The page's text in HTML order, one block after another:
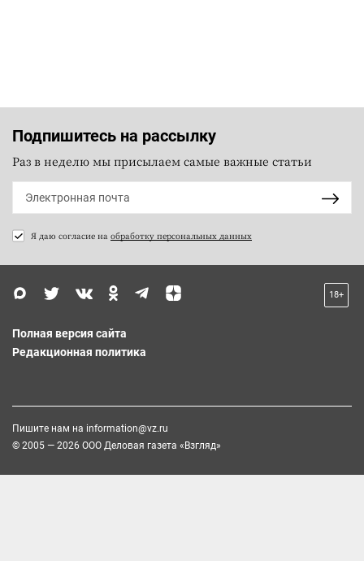
Подпишитесь на рассылку
Раз в неделю мы присылаем самые важные статьи
Я даю согласие на обработку персональных данных
18+
Полная версия сайта
Редакционная политика
Пишите нам на information@vz.ru
© 2005 — 2026 ООО Деловая газета «Взгляд»